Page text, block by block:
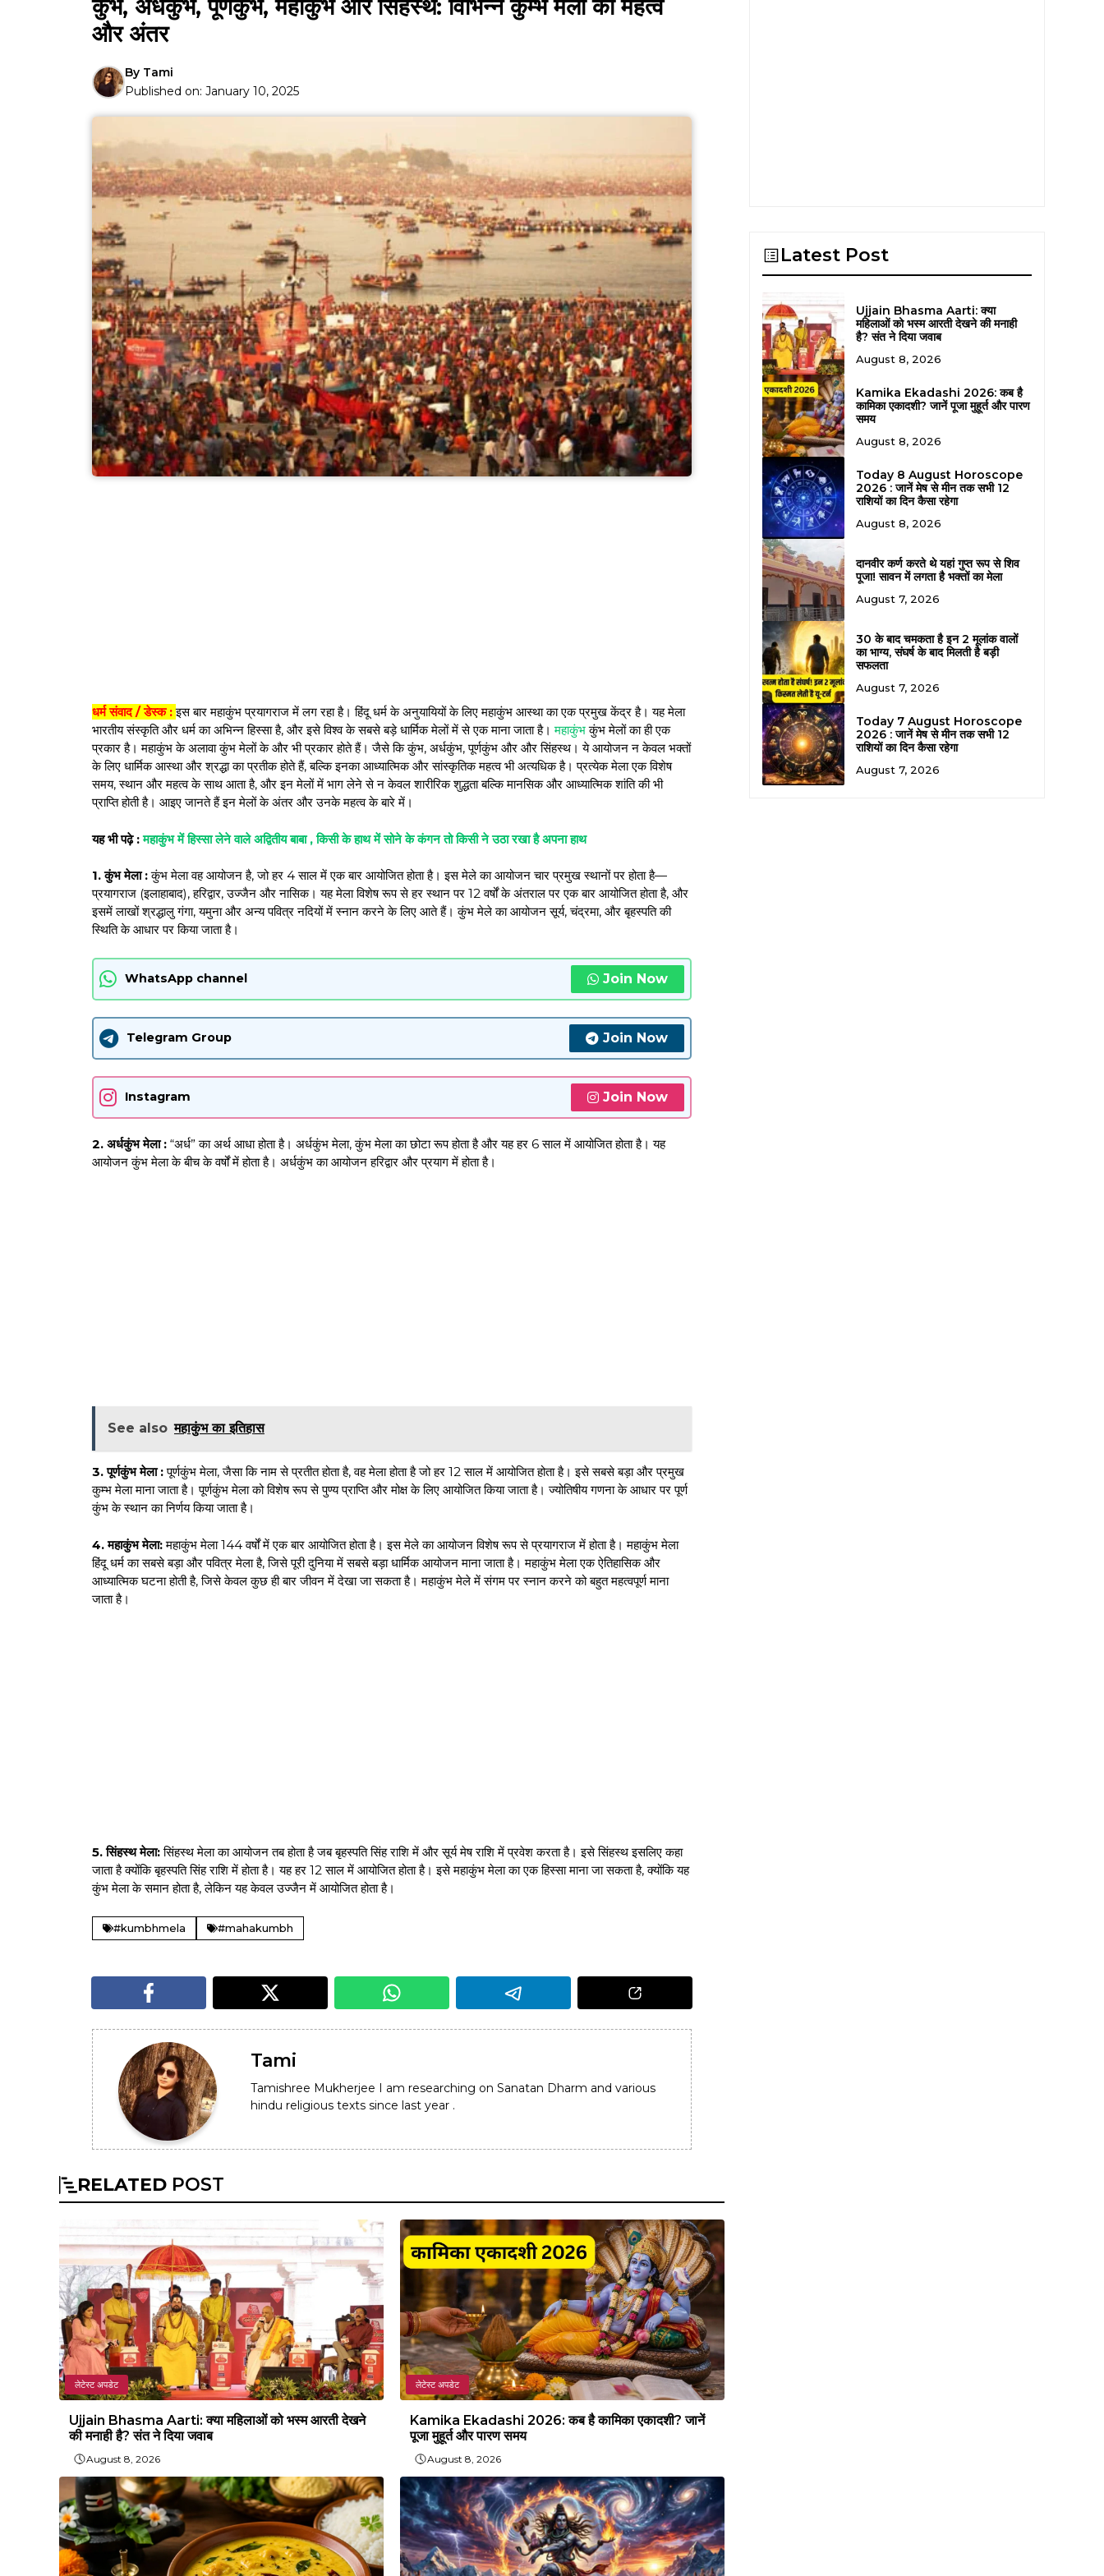
कुंभ, अर्धकुंभ, पूर्णकुंभ, महाकुंभ और सिंहस्थ: विभिन्न कुम्भ मेलों का महत्व
और अंतर
By Tami
Published on: January 10, 2025
धर्म संवाद / डेस्क :इस बार महाकुंभ प्रयागराज में लग रहा है। हिंदू धर्म के अनुयायियों के लिए महाकुंभ आस्था का एक प्रमुख केंद्र है। यह मेला
भारतीय संस्कृति और धर्म का अभिन्न हिस्सा है, और इसे विश्व के सबसे बड़े धार्मिक मेलों में से एक माना जाता है।महाकुंभकुंभ मेलों का ही एक
प्रकार है। महाकुंभ के अलावा कुंभ मेलों के और भी प्रकार होते हैं। जैसे कि कुंभ, अर्धकुंभ, पूर्णकुंभ और और सिंहस्थ। ये आयोजन न केवल भक्तों
के लिए धार्मिक आस्था और श्रद्धा का प्रतीक होते हैं, बल्कि इनका आध्यात्मिक और सांस्कृतिक महत्व भी अत्यधिक है। प्रत्येक मेला एक विशेष
समय, स्थान और महत्व के साथ आता है, और इन मेलों में भाग लेने से न केवल शारीरिक शुद्धता बल्कि मानसिक और आध्यात्मिक शांति की भी
प्राप्ति होती है। आइए जानते हैं इन मेलों के अंतर और उनके महत्व के बारे में।
यह भी पढ़े :महाकुंभ में हिस्सा लेने वाले अद्वितीय बाबा , किसी के हाथ में सोने के कंगन तो किसी ने उठा रखा है अपना हाथ
1. कुंभ मेला :कुंभ मेला वह आयोजन है, जो हर 4 साल में एक बार आयोजित होता है। इस मेले का आयोजन चार प्रमुख स्थानों पर होता है—
प्रयागराज (इलाहाबाद), हरिद्वार, उज्जैन और नासिक। यह मेला विशेष रूप से हर स्थान पर 12 वर्षों के अंतराल पर एक बार आयोजित होता है, और
इसमें लाखों श्रद्धालु गंगा, यमुना और अन्य पवित्र नदियों में स्नान करने के लिए आते हैं। कुंभ मेले का आयोजन सूर्य, चंद्रमा, और बृहस्पति की
स्थिति के आधार पर किया जाता है।
WhatsApp channel Join Now
Telegram Group Join Now
Instagram Join Now
2. अर्धकुंभ मेला : “अर्ध” का अर्थ आधा होता है। अर्धकुंभ मेला, कुंभ मेला का छोटा रूप होता है और यह हर 6 साल में आयोजित होता है। यह
आयोजन कुंभ मेला के बीच के वर्षों में होता है। अर्धकुंभ का आयोजन हरिद्वार और प्रयाग में होता है।
See also महाकुंभ का इतिहास
3. पूर्णकुंभ मेला :पूर्णकुंभ मेला, जैसा कि नाम से प्रतीत होता है, वह मेला होता है जो हर 12 साल में आयोजित होता है। इसे सबसे बड़ा और प्रमुख
कुम्भ मेला माना जाता है। पूर्णकुंभ मेला को विशेष रूप से पुण्य प्राप्ति और मोक्ष के लिए आयोजित किया जाता है। ज्योतिषीय गणना के आधार पर पूर्ण
कुंभ के स्थान का निर्णय किया जाता है।
4. महाकुंभ मेला:महाकुंभ मेला 144 वर्षों में एक बार आयोजित होता है। इस मेले का आयोजन विशेष रूप से प्रयागराज में होता है। महाकुंभ मेला
हिंदू धर्म का सबसे बड़ा और पवित्र मेला है, जिसे पूरी दुनिया में सबसे बड़ा धार्मिक आयोजन माना जाता है। महाकुंभ मेला एक ऐतिहासिक और
आध्यात्मिक घटना होती है, जिसे केवल कुछ ही बार जीवन में देखा जा सकता है। महाकुंभ मेले में संगम पर स्नान करने को बहुत महत्वपूर्ण माना
जाता है।
5. सिंहस्थ मेला:सिंहस्थ मेला का आयोजन तब होता है जब बृहस्पति सिंह राशि में और सूर्य मेष राशि में प्रवेश करता है। इसे सिंहस्थ इसलिए कहा
जाता है क्योंकि बृहस्पति सिंह राशि में होता है। यह हर 12 साल में आयोजित होता है। इसे महाकुंभ मेला का एक हिस्सा माना जा सकता है, क्योंकि यह
कुंभ मेला के समान होता है, लेकिन यह केवल उज्जैन में आयोजित होता है।
#kumbhmela #mahakumbh
Tami
Tamishree Mukherjee I am researching on Sanatan Dharm and various
hindu religious texts since last year .
RELATED POST
लेटेस्ट अपडेट
Ujjain Bhasma Aarti: क्या महिलाओं को भस्म आरती देखने
की मनाही है? संत ने दिया जवाब
August 8, 2026
लेटेस्ट अपडेट
Kamika Ekadashi 2026: कब है कामिका एकादशी? जानें
पूजा मुहूर्त और पारण समय
August 8, 2026
Latest Post
Ujjain Bhasma Aarti: क्या
महिलाओं को भस्म आरती देखने की मनाही
है? संत ने दिया जवाब
August 8, 2026
Kamika Ekadashi 2026: कब है
कामिका एकादशी? जानें पूजा मुहूर्त और पारण
समय
August 8, 2026
Today 8 August Horoscope
2026 : जानें मेष से मीन तक सभी 12
राशियों का दिन कैसा रहेगा
August 8, 2026
दानवीर कर्ण करते थे यहां गुप्त रूप से शिव
पूजा! सावन में लगता है भक्तों का मेला
August 7, 2026
30 के बाद चमकता है इन 2 मूलांक वालों
का भाग्य, संघर्ष के बाद मिलती है बड़ी
सफलता
August 7, 2026
Today 7 August Horoscope
2026 : जानें मेष से मीन तक सभी 12
राशियों का दिन कैसा रहेगा
August 7, 2026